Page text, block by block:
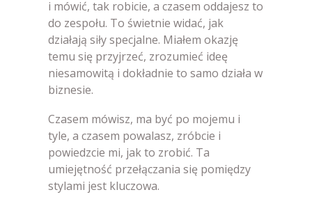
i mówić, tak robicie, a czasem oddajesz to
do zespołu. To świetnie widać, jak
działają siły specjalne. Miałem okazję
temu się przyjrzeć, zrozumieć ideę
niesamowitą i dokładnie to samo działa w
biznesie.
Czasem mówisz, ma być po mojemu i
tyle, a czasem powalasz, zróbcie i
powiedzcie mi, jak to zrobić. Ta
umiejętność przełączania się pomiędzy
stylami jest kluczowa.